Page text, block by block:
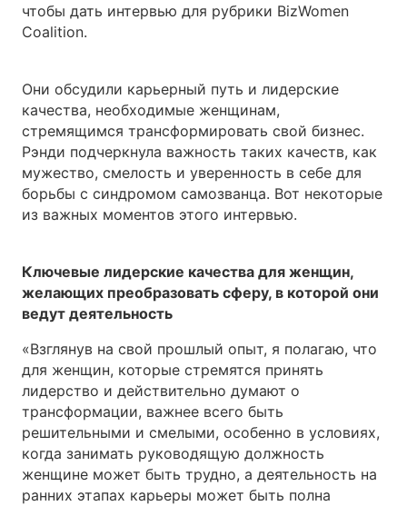
чтобы дать интервью для рубрики BizWomen
Coalition.
Они обсудили карьерный путь и лидерские
качества, необходимые женщинам,
стремящимся трансформировать свой бизнес.
Рэнди подчеркнула важность таких качеств, как
мужество, смелость и уверенность в себе для
борьбы с синдромом самозванца. Вот некоторые
из важных моментов этого интервью.
Ключевые лидерские качества для женщин,
желающих преобразовать сферу, в которой они
ведут деятельность
«Взглянув на свой прошлый опыт, я полагаю, что
для женщин, которые стремятся принять
лидерство и действительно думают о
трансформации, важнее всего быть
решительными и смелыми, особенно в условиях,
когда занимать руководящую должность
женщине может быть трудно, а деятельность на
ранних этапах карьеры может быть полна